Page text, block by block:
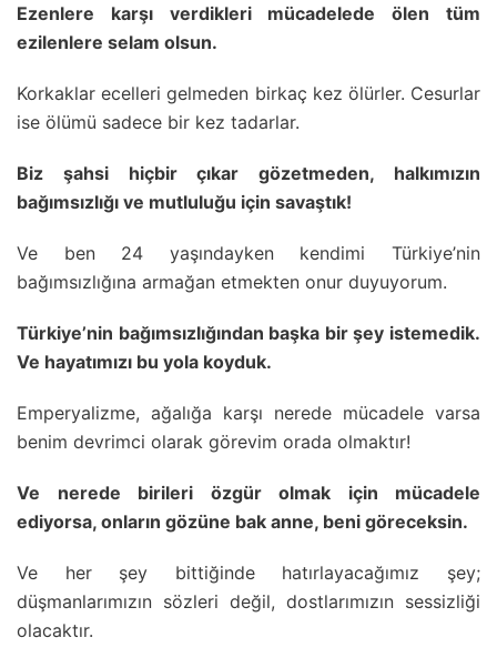
Ezenlere karşı verdikleri mücadelede ölen tüm
ezilenlere selam olsun.
Korkaklar ecelleri gelmeden birkaç kez ölürler. Cesurlar
ise ölümü sadece bir kez tadarlar.
Biz şahsi hiçbir çıkar gözetmeden, halkımızın
bağımsızlığı ve mutluluğu için savaştık!
Ve ben 24 yaşındayken kendimi Türkiye’nin
bağımsızlığına armağan etmekten onur duyuyorum.
Türkiye’nin bağımsızlığından başka bir şey istemedik.
Ve hayatımızı bu yola koyduk.
Emperyalizme, ağalığa karşı nerede mücadele varsa
benim devrimci olarak görevim orada olmaktır!
Ve nerede birileri özgür olmak için mücadele
ediyorsa, onların gözüne bak anne, beni göreceksin.
Ve her şey bittiğinde hatırlayacağımız şey;
düşmanlarımızın sözleri değil, dostlarımızın sessizliği
olacaktır.